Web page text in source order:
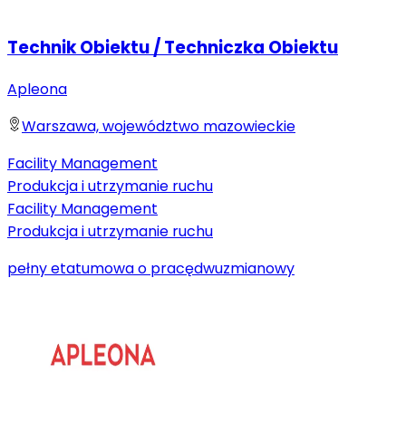
Technik Obiektu / Techniczka Obiektu
Apleona
Warszawa, województwo mazowieckie
Facility Management
Produkcja i utrzymanie ruchu
Facility Management
Produkcja i utrzymanie ruchu
pełny etatumowa o pracędwuzmianowy